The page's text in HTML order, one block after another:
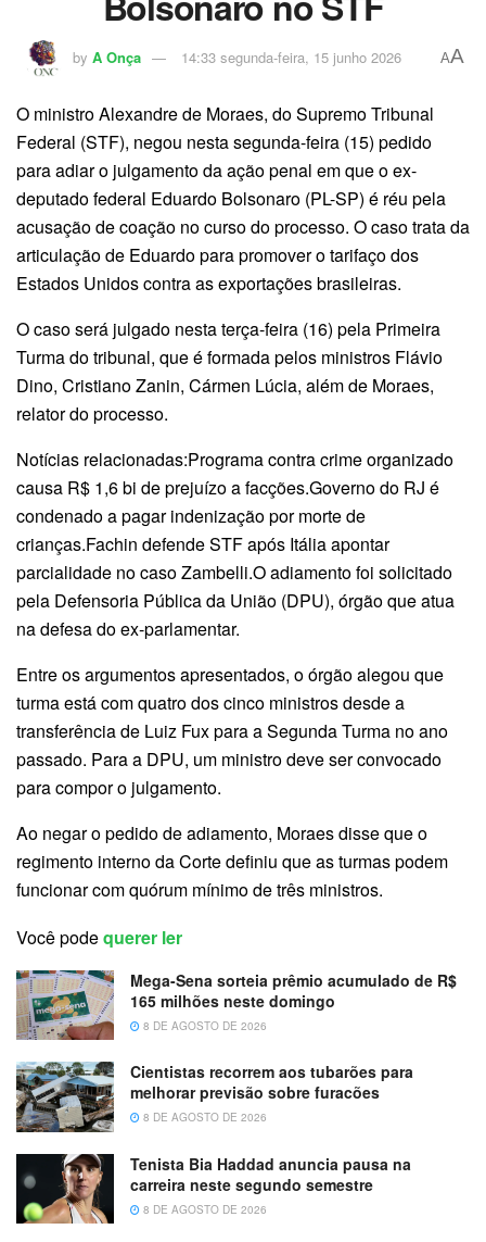
by A Onça 14:33 segunda-feira, 15 junho 2026 AA
O ministro Alexandre de Moraes, do Supremo Tribunal
Federal (STF), negou nesta segunda-feira (15) pedido
para adiar o julgamento da ação penal em que o ex-
deputado federal Eduardo Bolsonaro (PL-SP) é réu pela
acusação de coação no curso do processo. O caso trata da
articulação de Eduardo para promover o tarifaço dos
Estados Unidos contra as exportações brasileiras.
O caso será julgado nesta terça-feira (16) pela Primeira
Turma do tribunal, que é formada pelos ministros Flávio
Dino, Cristiano Zanin, Cármen Lúcia, além de Moraes,
relator do processo.
Notícias relacionadas:Programa contra crime organizado
causa R$ 1,6 bi de prejuízo a facções.Governo do RJ é
condenado a pagar indenização por morte de
crianças.Fachin defende STF após Itália apontar
parcialidade no caso Zambelli.O adiamento foi solicitado
pela Defensoria Pública da União (DPU), órgão que atua
na defesa do ex-parlamentar.
Entre os argumentos apresentados, o órgão alegou que
turma está com quatro dos cinco ministros desde a
transferência de Luiz Fux para a Segunda Turma no ano
passado. Para a DPU, um ministro deve ser convocado
para compor o julgamento.
Ao negar o pedido de adiamento, Moraes disse que o
regimento interno da Corte definiu que as turmas podem
funcionar com quórum mínimo de três ministros.
Você podequerer ler
Mega-Sena sorteia prêmio acumulado de R$
165 milhões neste domingo
8 DE AGOSTO DE 2026
Cientistas recorrem aos tubarões para
melhorar previsão sobre furacões
8 DE AGOSTO DE 2026
Tenista Bia Haddad anuncia pausa na
carreira neste segundo semestre
8 DE AGOSTO DE 2026